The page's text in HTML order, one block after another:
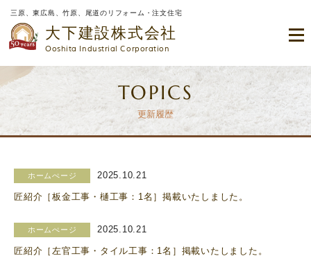
三原、東広島、竹原、尾道のリフォーム・注文住宅
大下建設株式会社
Ooshita Industrial Corporation
TOPICS
更新履歴
ホームぺージ 2025.10.21
匠紹介［板金工事・樋工事：1名］掲載いたしました。
ホームぺージ 2025.10.21
匠紹介［左官工事・タイル工事：1名］掲載いたしました。